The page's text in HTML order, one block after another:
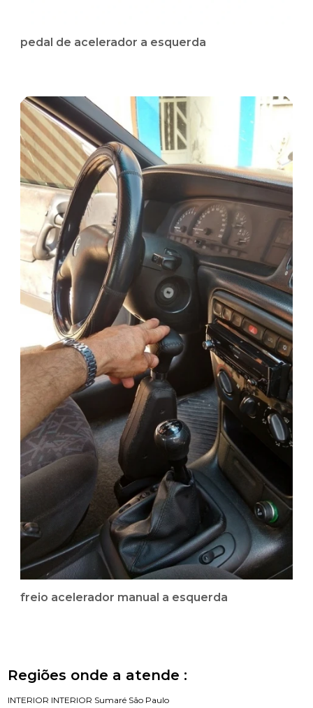
pedal de acelerador a esquerda
freio acelerador manual a esquerda
Regiões onde a atende :
INTERIOR INTERIOR Sumaré São Paulo